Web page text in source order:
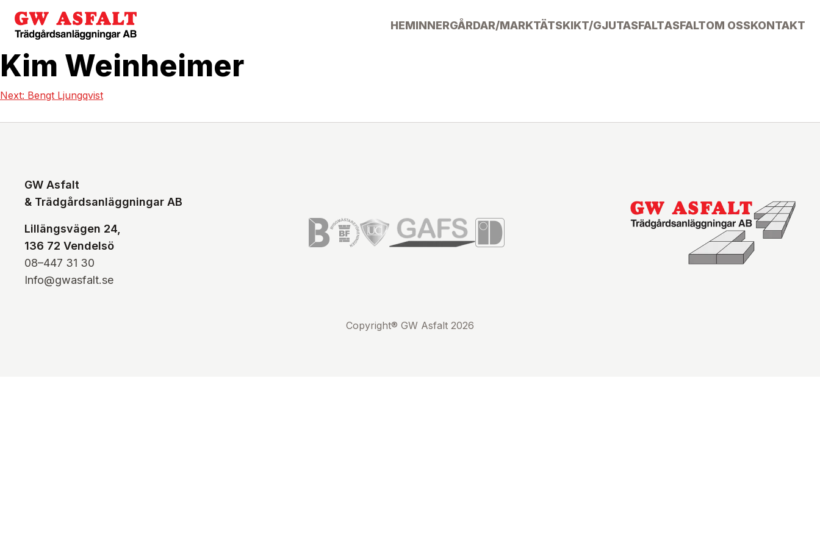
HEMINNERGÅRDAR/MARKTÄTSKIKT/GJUTASFALTASFALTOM OSSKONTAKT
Kim Weinheimer
Next: Bengt Ljungqvist
GW Asfalt
& Trädgårdsanläggningar AB
Lillängsvägen 24,
136 72 Vendelsö
08–447 31 30
Info@gwasfalt.se
Copyright® GW Asfalt 2026